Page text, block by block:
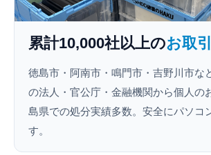
累計10,000社以上のお取
徳島市・阿南市・鳴門市・吉野川市な
の法人・官公庁・金融機関から個人の
島県での処分実績多数。安全にパソコ
す。